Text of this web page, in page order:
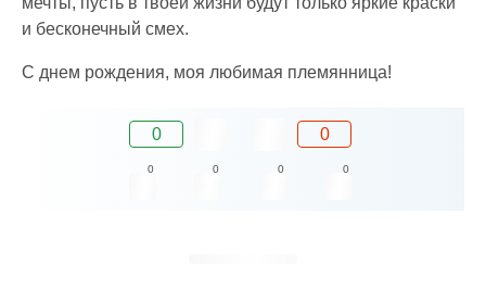
и бесконечный смех.
С днем рождения, моя любимая племянница!
0 0
0 0 0 0